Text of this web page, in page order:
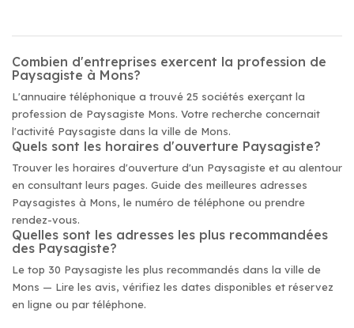
Combien d'entreprises exercent la profession de
Paysagiste à Mons?
L'annuaire téléphonique a trouvé 25 sociétés exerçant la
profession de Paysagiste Mons. Votre recherche concernait
l'activité Paysagiste dans la ville de Mons.
Quels sont les horaires d'ouverture Paysagiste?
Trouver les horaires d'ouverture d'un Paysagiste et au alentour
en consultant leurs pages. Guide des meilleures adresses
Paysagistes à Mons, le numéro de téléphone ou prendre
rendez-vous.
Quelles sont les adresses les plus recommandées
des Paysagiste?
Le top 30 Paysagiste les plus recommandés dans la ville de
Mons — Lire les avis, vérifiez les dates disponibles et réservez
en ligne ou par téléphone.